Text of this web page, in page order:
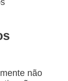
não